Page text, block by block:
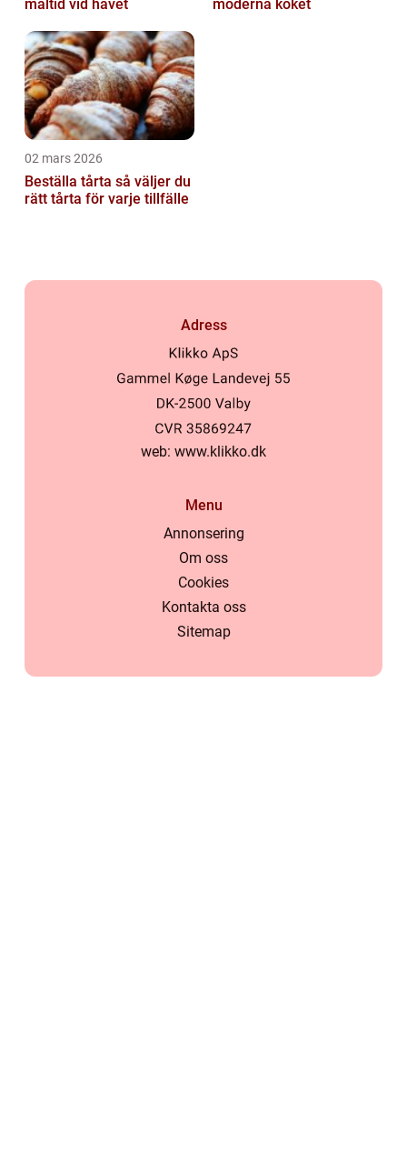
måltid vid havet
moderna köket
02 mars 2026
Beställa tårta så väljer du
rätt tårta för varje tillfälle
Adress
web: www.klikko.dk
Menu
Annonsering
Om oss
Cookies
Kontakta oss
Sitemap